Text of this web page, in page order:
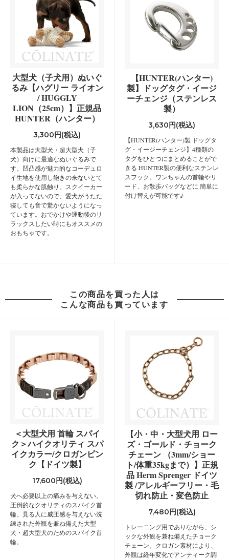
大型犬（子犬用）ぬいぐ
るみ【ハグリー ライオン
/ HUGGLY
LION（25cm）】正規品
HUNTER（ハンター）
3,300円(税込)
本製品は大型犬・超大型犬（子
犬）向けに最適なぬいぐるみで
す。凹凸感が魅力的なコーデュロ
イ生地を使用し飽きの来ないとて
も柔らかな肌触り。スクイーカー
が入ってないので、愛犬がうたた
寝しても音で驚かないようになっ
ています。おでかけや運動後のリ
ラックスしたい時にもオススメの
おもちゃです。
【HUNTER(ハンター)
製】ドッグタグ・イージ
ーチェンジ（ステンレス
製）
3,630円(税込)
【HUNTER(ハンター)製 ドッグタ
グ・イージーチェンジ】4種類の
タグをひとつにまとめることがで
きる HUNTER製の便利なステンレ
スフック。ワンちゃんの首輪やリ
ード、お散歩バッグなどに 簡単に
付け替えが可能です♪
この商品を買った人は
こんな商品も買っています
＜大型犬用 首輪 スパイ
ク＞ハイクオリティ スパ
イクカラー/クロガンピン
ク【ドイツ製】
17,600円(税込)
犬へ必要以上の痛みを与えない。
圧倒的なクオリティのスパイク首
輪。見る人に威圧感を与えない洗
練された外観を兼ね備えた大型
犬・超大型犬のためのスパイク首
輪。
【小・中・大型犬用 ロー
ズ・ゴールド・チョーク
チェーン （3mm/ショー
ト/体重35kgまで）】正規
品 Herm Sprenger ドイツ
製 /アレルギーフリー・毛
切れ防止・変色防止
7,480円(税込)
トレーニング用でありながら、シ
ックな外観を兼ね備えたチョーク
チェーン。クロガン素材により、
外観は経年変化でアンティーク調